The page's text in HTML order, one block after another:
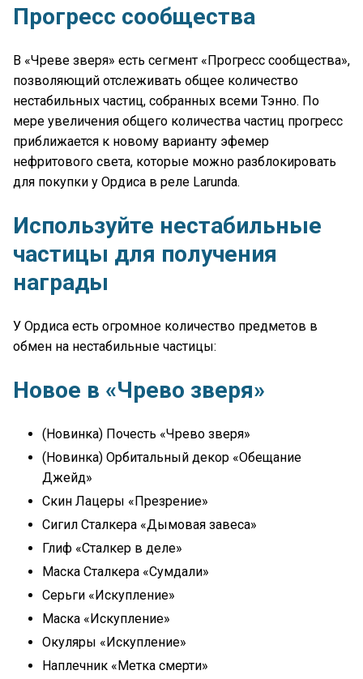
Прогресс сообщества
В «Чреве зверя» есть сегмент «Прогресс сообщества»,
позволяющий отслеживать общее количество
нестабильных частиц, собранных всеми Тэнно. По
мере увеличения общего количества частиц прогресс
приближается к новому варианту эфемер
нефритового света, которые можно разблокировать
для покупки у Ордиса в реле Larunda.
Используйте нестабильные
частицы для получения
награды
У Ордиса есть огромное количество предметов в
обмен на нестабильные частицы:
Новое в «Чрево зверя»
(Новинка) Почесть «Чрево зверя»
(Новинка) Орбитальный декор «Обещание
Джейд»
Скин Лацеры «Презрение»
Сигил Сталкера «Дымовая завеса»
Глиф «Сталкер в деле»
Маска Сталкера «Сумдали»
Серьги «Искупление»
Маска «Искупление»
Окуляры «Искупление»
Наплечник «Метка смерти»